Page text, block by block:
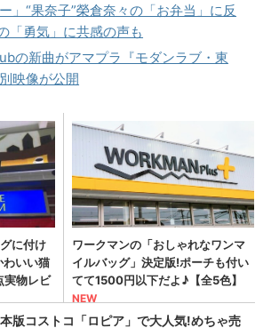
」“果奈子”榮倉奈々の「お弁当」に反
「勇気」に共感の声も
の新曲がアマプラ『モダンラブ・東
映像が公開